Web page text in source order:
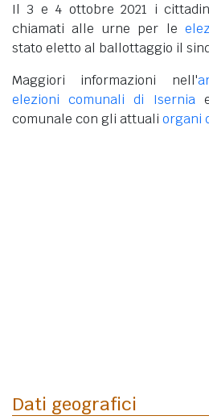
Il 3 e 4 ottobre 2021 i
chiamati alle urne per le
stato eletto al ballottaggio il
Maggiori informazioni nell'
elezioni comunali di Iserniae
comunale con gli attuali organi
Dati geografici